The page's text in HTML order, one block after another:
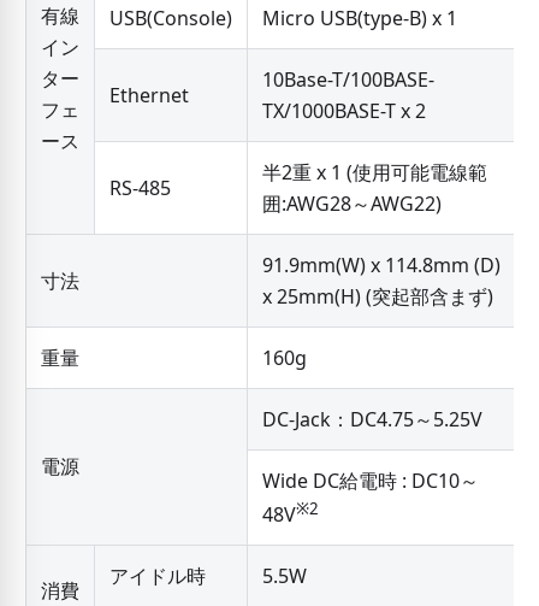
有線
イン
ター
フェ
ース
USB(Console) Micro USB(type-B) x 1
Ethernet
10Base-T/100BASE-
TX/1000BASE-T x 2
RS-485
半2重 x 1 (使用可能電線範
囲:AWG28～AWG22)
寸法
91.9mm(W) x 114.8mm (D)
x 25mm(H) (突起部含まず)
重量 160g
電源
DC-Jack：DC4.75～5.25V
Wide DC給電時 : DC10～
48V※2
消費
アイドル時 5.5W